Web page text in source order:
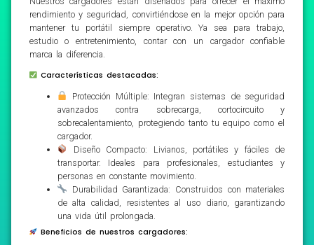
rendimiento y seguridad, convirtiéndose en la mejor opción para
mantener tu portátil siempre operativo. Ya sea para trabajo,
estudio o entretenimiento, contar con un cargador confiable
marca la diferencia.
Características destacadas:
Protección Múltiple: Integran sistemas de seguridad
avanzados contra sobrecarga, cortocircuito y
sobrecalentamiento, protegiendo tanto tu equipo como el
cargador.
Diseño Compacto: Livianos, portátiles y fáciles de
transportar. Ideales para profesionales, estudiantes y
personas en constante movimiento.
Durabilidad Garantizada: Construidos con materiales
de alta calidad, resistentes al uso diario, garantizando
una vida útil prolongada.
Beneficios de nuestros cargadores: